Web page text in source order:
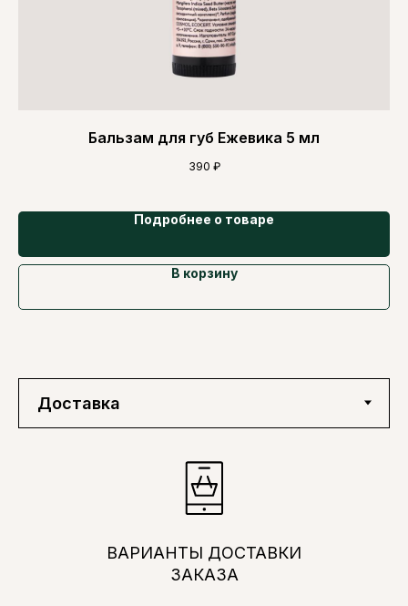
Бальзам для губ Ежевика 5 мл
390 ₽
Подробнее о товаре
В корзину
ВАРИАНТЫ ДОСТАВКИ
ЗАКАЗА